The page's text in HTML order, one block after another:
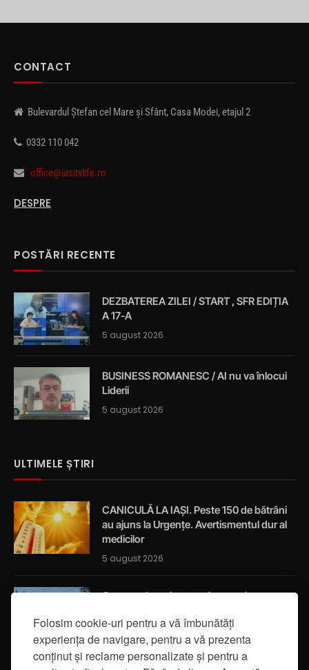
Folosim cookie-uri pentru a vă îmbunătăți
experiența de navigare, pentru a vă prezenta
conținut și reclame personalizate și pentru a
CONTACT
Bulevardul Ștefan cel Mare și Sfânt, Casa Modei, etajul 2
0332 110 042
office@iasitvlife.ro
DESPRE
POSTĂRI RECENTE
DEZBATEREA ZILEI / START , SFR EDIȚIA
A 17-A
5 august 2026
BUSINESS ROMANESC / AI nu va înlocui
Liderii
5 august 2026
ULTIMELE ȘTIRI
CANICULĂ LA IAȘI. Peste 150 de bătrâni
au ajuns la Urgențe. Avertismentul dur al
medicilor
5 august 2026
Cum a salvat viața a trei oameni un
întâmplător prin localitatea Breazu
5 august 2026